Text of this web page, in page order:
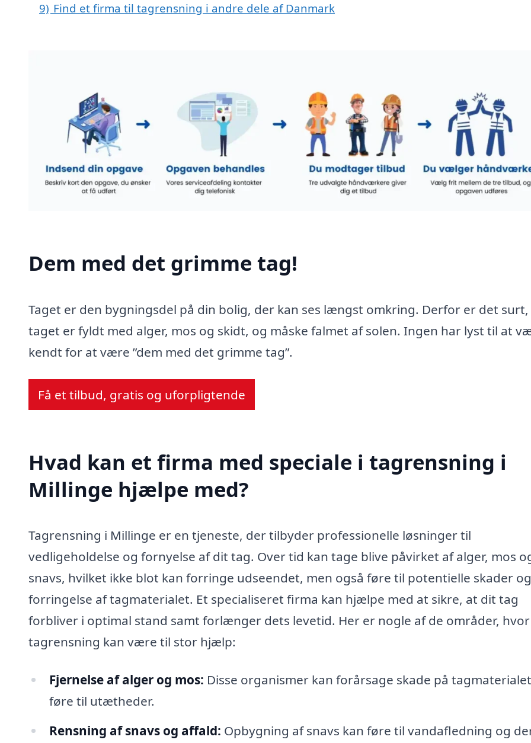
9) Find et firma til tagrensning i andre dele af Danmark
Dem med det grimme tag!
Taget er den bygningsdel på din bolig, der kan ses længst omkring. Derfor er det
taget er fyldt med alger, mos og skidt, og måske falmet af solen. Ingen har lyst til at
kendt for at være ”dem med det grimme tag”.
Få et tilbud, gratis og uforpligtende
Hvad kan et firma med speciale i tagrensning i
Millinge hjælpe med?
Tagrensning i Millinge er en tjeneste, der tilbyder professionelle løsninger til
vedligeholdelse og fornyelse af dit tag. Over tid kan tage blive påvirket af alger, mos
snavs, hvilket ikke blot kan forringe udseendet, men også føre til potentielle skader og
forringelse af tagmaterialet. Et specialiseret firma kan hjælpe med at sikre, at dit tag
forbliver i optimal stand samt forlænger dets levetid. Her er nogle af de områder, hvor
tagrensning kan være til stor hjælp:
Fjernelse af alger og mos: Disse organismer kan forårsage skade på
føre til utætheder.
Rensning af snavs og affald: Opbygning af snavs kan føre til vandafledning og